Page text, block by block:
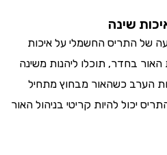
שינה
החשמלי על איכות
תוכלו ליהנות משינה
כשהאור מבחוץ מתחיל
להיות קריטי בניהול האור